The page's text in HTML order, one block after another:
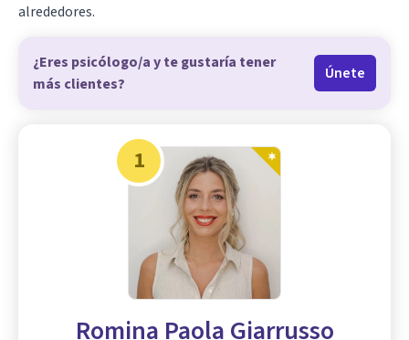
alrededores.
¿Eres psicólogo/a y te gustaría tener
más clientes?
Únete
1
Romina Paola Giarrusso